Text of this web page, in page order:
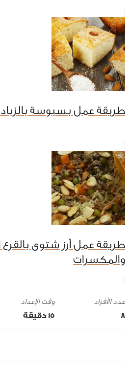
طريقة عمل بسبوسة
طريقة عمل أرز شتوى
والمكسرات
8
وقت الإعداد
15 ‎دقيقة